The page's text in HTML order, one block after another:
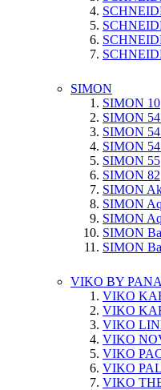
SIMON
SIMON 10
SIMON
SIMON
SIMON
SIMON 55
SIMON 82
SIMON
SIMON
SIMON
SIMON
SIMON
VIKO BY
VIKO
VIKO
VIKO
VIKO
VIKO
VIKO
VIKO